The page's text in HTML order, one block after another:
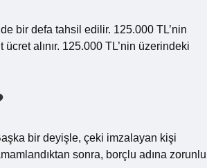
bir defa tahsil edilir. 125.000 TL’nin
alınır. 125.000 TL’nin üzerindeki
bir deyişle, çeki imzalayan kişi
sonra, borçlu adına zorunlu